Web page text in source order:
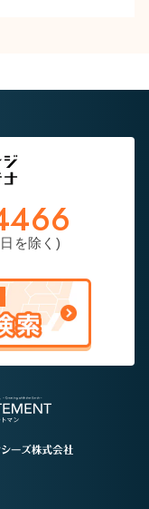
を除く)